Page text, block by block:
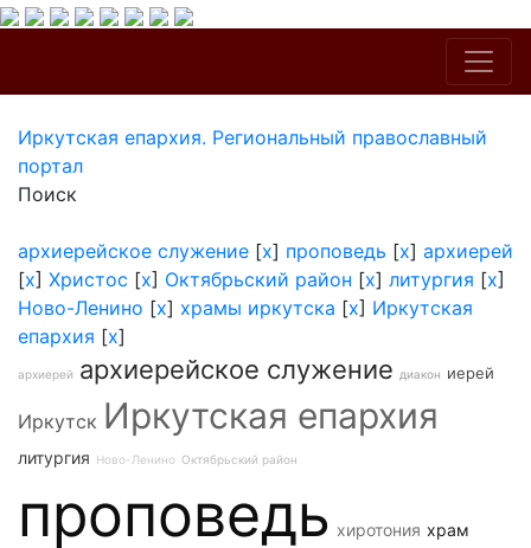
Иркутская епархия. Региональный православный
портал
Поиск
архиерейское служение [x] проповедь [x] архиерей
[x] Христос [x] Октябрьский район [x] литургия [x]
Ново-Ленино [x] храмы иркутска [x] Иркутская
епархия [x]
архиерей архиерейское служение диакон иерей
Иркутск Иркутская епархия
литургия Ново-Ленино Октябрьский район
проповедь хиротония храм